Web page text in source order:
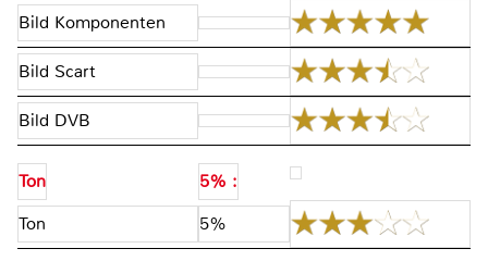
Bild Komponenten
Bild Scart
Bild DVB
Ton
5% :
Ton
5%